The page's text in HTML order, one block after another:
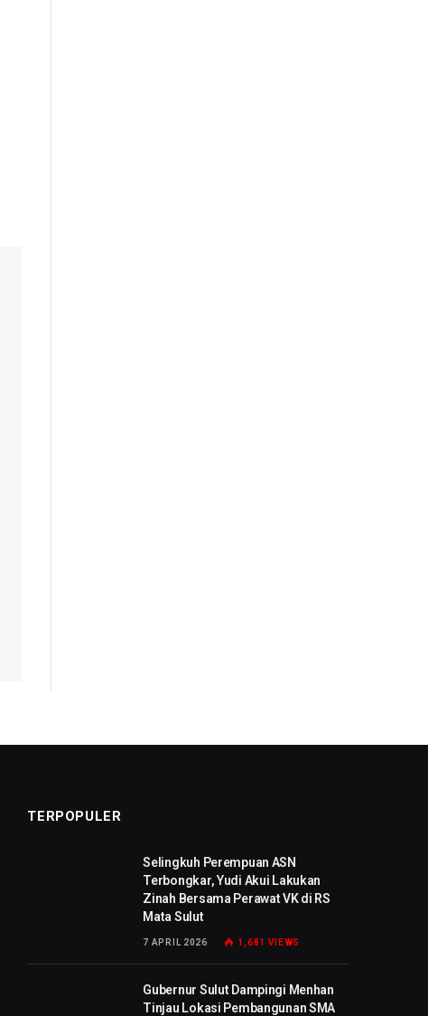
TERPOPULER
Selingkuh Perempuan ASN
Terbongkar, Yudi Akui Lakukan
Zinah Bersama Perawat VK di RS
Mata Sulut
7 APRIL 2026 1,681 VIEWS
Gubernur Sulut Dampingi Menhan
Tinjau Lokasi Pembangunan SMA